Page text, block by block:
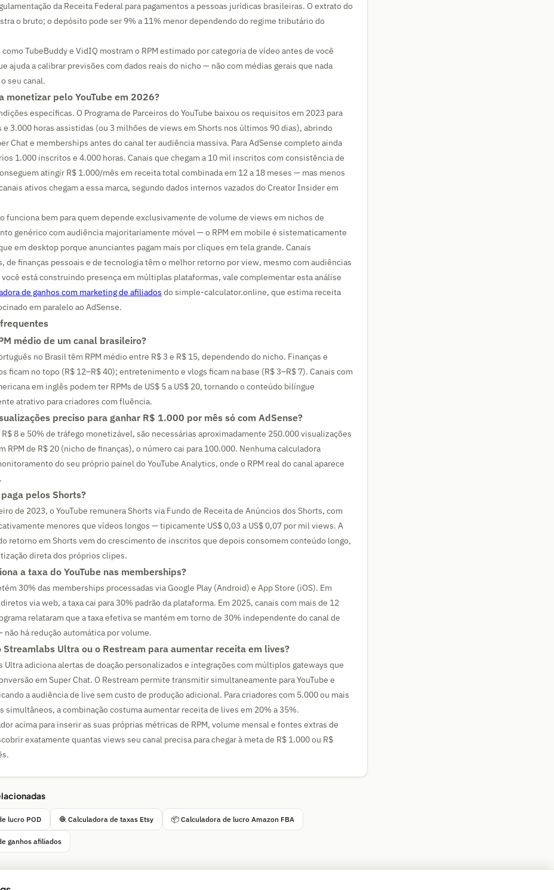
da Receita Federal para pagamentos a pessoas jurídicas brasileiras. O extrato do
o bruto; o depósito pode ser 9% a 11% menor dependendo do regime tributário do
TubeBuddy e VidIQ mostram o RPM estimado por categoria de vídeo antes de você
ajuda a calibrar previsões com dados reais do nicho — não com médias gerais que nada
seu canal.
monetizar pelo YouTube em 2026?
específicas. O Programa de Parceiros do YouTube baixou os requisitos em 2023 para
e 3.000 horas assistidas (ou 3 milhões de views em Shorts nos últimos 90 dias), abrindo
Chat e memberships antes do canal ter audiência massiva. Para AdSense completo ainda
1.000 inscritos e 4.000 horas. Canais que chegam a 10 mil inscritos com consistência de
atingir R$ 1.000/mês em receita total combinada em 12 a 18 meses — mas menos
ativos chegam a essa marca, segundo dados internos vazados do Creator Insider em
funciona bem para quem depende exclusivamente de volume de views em nichos de
genérico com audiência majoritariamente móvel — o RPM em mobile é sistematicamente
em desktop porque anunciantes pagam mais por cliques em tela grande. Canais
de finanças pessoais e de tecnologia têm o melhor retorno por view, mesmo com audiências
você está construindo presença em múltiplas plataformas, vale complementar esta análise
de ganhos com marketing de afiliados do simple-calculator.online, que estima receita
em paralelo ao AdSense.
médio de um canal brasileiro?
no Brasil têm RPM médio entre R$ 3 e R$ 15, dependendo do nicho. Finanças e
ficam no topo (R$ 12–R$ 40); entretenimento e vlogs ficam na base (R$ 3–R$ 7). Canais com
em inglês podem ter RPMs de US$ 5 a US$ 20, tornando o conteúdo bilíngue
atrativo para criadores com fluência.
preciso para ganhar R$ 1.000 por mês só com AdSense?
R$ 8 e 50% de tráfego monetizável, são necessárias aproximadamente 250.000 visualizações
RPM de R$ 20 (nicho de finanças), o número cai para 100.000. Nenhuma calculadora
do seu próprio painel do YouTube Analytics, onde o RPM real do canal aparece
paga pelos Shorts?
de 2023, o YouTube remunera Shorts via Fundo de Receita de Anúncios dos Shorts, com
menores que vídeos longos — tipicamente US$ 0,03 a US$ 0,07 por mil views. A
retorno em Shorts vem do crescimento de inscritos que depois consomem conteúdo longo,
direta dos próprios clipes.
a taxa do YouTube nas memberships?
30% das memberships processadas via Google Play (Android) e App Store (iOS). Em
via web, a taxa cai para 30% padrão da plataforma. Em 2025, canais com mais de 12
relataram que a taxa efetiva se mantém em torno de 30% independente do canal de
não há redução automática por volume.
Streamlabs Ultra ou o Restream para aumentar receita em lives?
Ultra adiciona alertas de doação personalizados e integrações com múltiplos gateways que
em Super Chat. O Restream permite transmitir simultaneamente para YouTube e
a audiência de live sem custo de produção adicional. Para criadores com 5.000 ou mais
simultâneos, a combinação costuma aumentar receita de lives em 20% a 35%.
acima para inserir as suas próprias métricas de RPM, volume mensal e fontes extras de
exatamente quantas views seu canal precisa para chegar à meta de R$ 1.000 ou R$
lucro POD 🧶 Calculadora de taxas Etsy 📦 Calculadora de lucro Amazon FBA
ganhos afiliados